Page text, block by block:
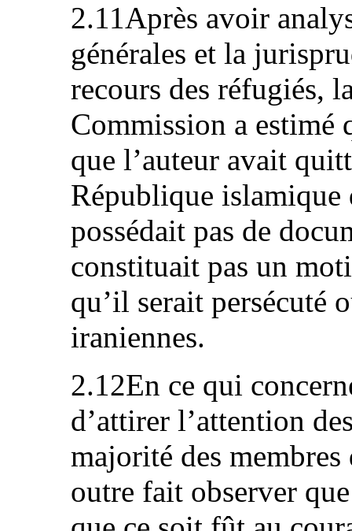
2.11Après avoir
générales et la
recours des réfugiés,
Commission a estimé
que l’auteur avait
République islamique
possédait pas de
constituait pas un
qu’il serait persécuté
iraniennes.
2.12En ce qui
d’attirer l’attention
majorité des
outre fait observer